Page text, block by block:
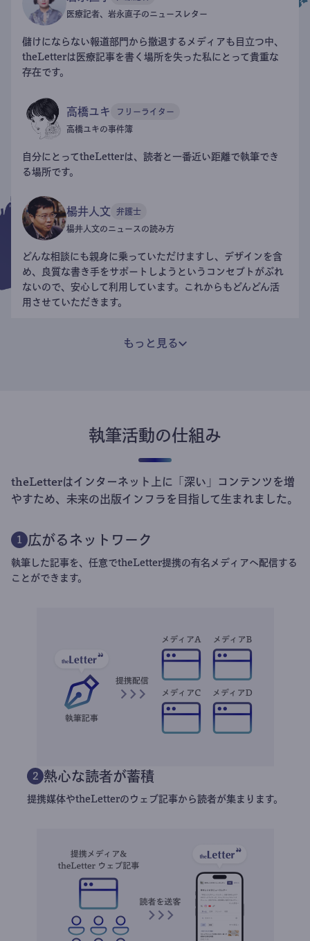
医療記者、岩永直子のニュースレター
儲けにならない報道部門から撤退するメディアも目立つ中、
theLetterは医療記事を書く場所を失った私にとって貴重な
存在です。
高橋ユキ フリーライター
高橋ユキの事件簿
自分にとってtheLetterは、読者と一番近い距離で執筆でき
る場所です。
楊井人文 弁護士
楊井人文のニュースの読み方
どんな相談にも親身に乗っていただけますし、デザインを含
め、良質な書き手をサポートしようというコンセプトがぶれ
ないので、安心して利用しています。これからもどんどん活
用させていただきます。
もっと見る
執筆活動の仕組み
theLetterはインターネット上に「深い」コンテンツを増
やすため、未来の出版インフラを目指して生まれました。
1 広がるネットワーク
執筆した記事を、任意でtheLetter提携の有名メディアへ配信する
ことができます。
2 熱心な読者が蓄積
提携媒体やtheLetterのウェブ記事から読者が集まります。